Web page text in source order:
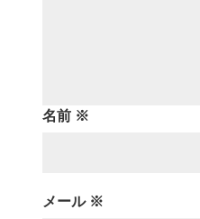
名前 ※
メール ※